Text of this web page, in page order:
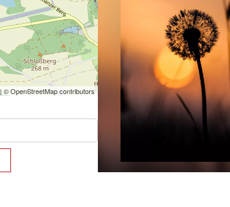
| © OpenStreetMap contributors